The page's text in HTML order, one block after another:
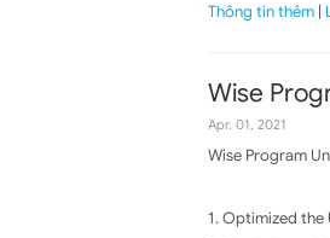
Thông tin thêm |
Wise
Apr. 01, 2021
Wise Program
1. Optimized the